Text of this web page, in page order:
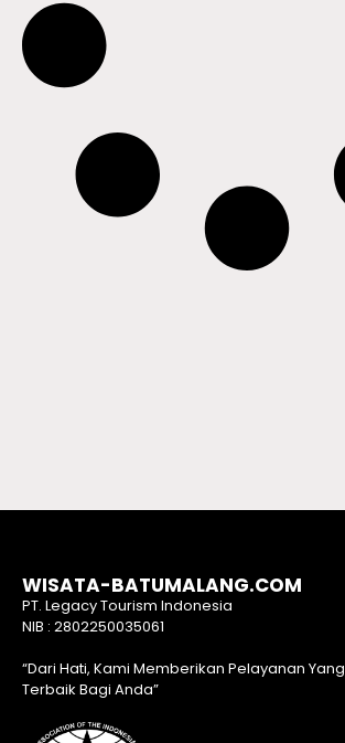
WISATA-BATUMALANG.COM
PT. Legacy Tourism Indonesia
NIB : 2802250035061
“Dari Hati, Kami Memberikan Pelayanan Yang
Terbaik Bagi Anda”